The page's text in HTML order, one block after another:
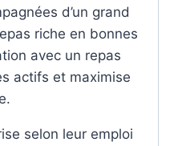
d’un grand
riche en bonnes
avec un repas
actifs et maximise
selon leur emploi